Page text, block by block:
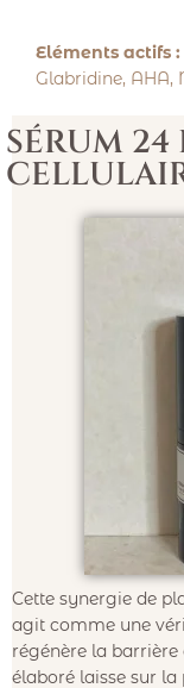
Eléments actifs :
Glabridine, AHA,
SÉRUM
Cette synergie de
agit comme une
régénère la barrière
élaboré laisse sur